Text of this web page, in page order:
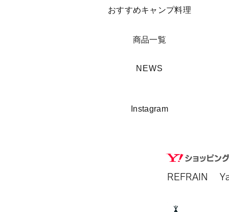
​おすすめキャンプ料理
​商品一覧
​NEWS
​Instagram
REFRAIN​